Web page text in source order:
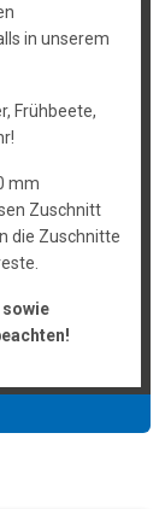
in unserem
Frühbeete,
mm
Zuschnitt
die Zuschnitte